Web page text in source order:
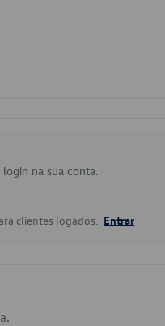
na sua conta.
clientes logados. Entrar